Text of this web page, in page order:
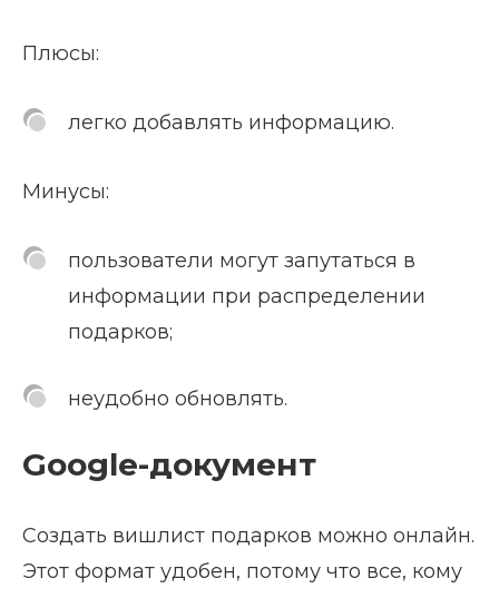
Плюсы:
легко добавлять информацию.
Минусы:
пользователи могут запутаться в
информации при распределении
подарков;
неудобно обновлять.
Google-документ
Создать вишлист подарков можно онлайн.
Этот формат удобен, потому что все, кому